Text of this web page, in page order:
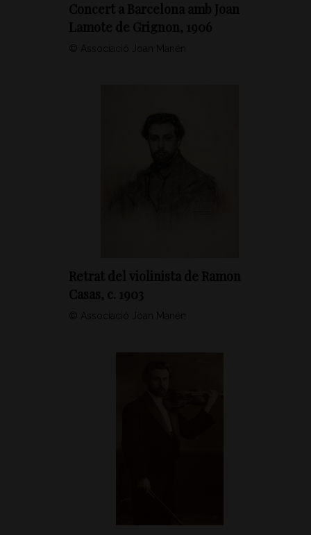
Concert a Barcelona amb Joan
Lamote de Grignon, 1906
© Associació Joan Manén
Retrat del violinista de Ramon
Casas, c. 1903
© Associació Joan Manén